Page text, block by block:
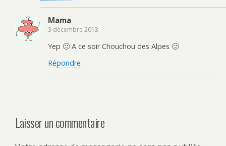
Mama
3 décembre 2013
Yep 🙂 A ce soir Chouchou des Alpes 🙂
Répondre
Laisser un commentaire